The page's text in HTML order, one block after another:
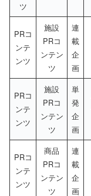
ツ
PRコ
ンテ
ンツ
施設
PRコ
ンテン
ツ
連
載
企
画
PRコ
ンテ
ンツ
施設
PRコ
ンテン
ツ
単
発
企
画
PRコ
ンテ
ンツ
商品
PRコ
ンテン
ツ
連
載
企
画